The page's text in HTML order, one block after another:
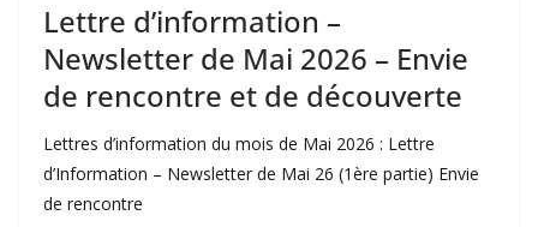
Lettre d’information –
Newsletter de Mai 2026 – Envie
de rencontre et de découverte
Lettres d’information du mois de Mai 2026 : Lettre
d’Information – Newsletter de Mai 26 (1ère partie) Envie
de rencontre